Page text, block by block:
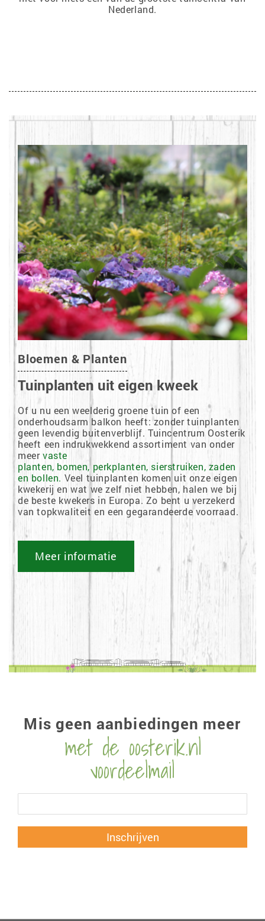
Nederland.
Bloemen & Planten
Tuinplanten uit eigen kweek
Of u nu een weelderig groene tuin of een
onderhoudsarm balkon heeft: zonder tuinplanten
geen levendig buitenverblijf. Tuincentrum Oosterik
heeft een indrukwekkend assortiment van onder
meervaste
planten, bomen, perkplanten, sierstruiken, zaden
en bollen. Veel tuinplanten komen uit onze eigen
kwekerij en wat we zelf niet hebben, halen we bij
de beste kwekers in Europa. Zo bent u verzekerd
van topkwaliteit en een gegarandeerde voorraad.
Meer informatie
Mis geen aanbiedingen meer
met de oosterik.nl
voordeelmail
Inschrijven